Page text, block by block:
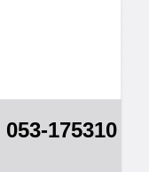
053-175310